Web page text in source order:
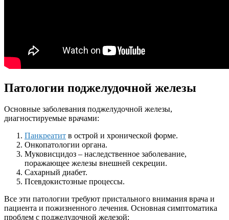
Патологии поджелудочной железы
Основные заболевания поджелудочной железы,
диагностируемые врачами:
Панкреатит в острой и хронической форме.
Онкопатологии органа.
Муковисцидоз – наследственное заболевание,
поражающее железы внешней секреции.
Сахарный диабет.
Псевдокистозные процессы.
Все эти патологии требуют пристального внимания врача и
пациента и пожизненного лечения. Основная симптоматика
проблем с поджелудочной железой: